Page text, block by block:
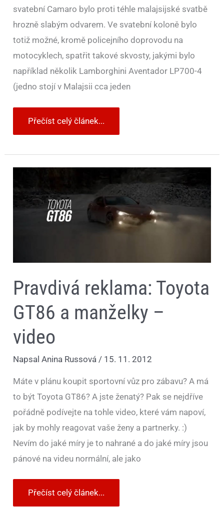
svatební Camaro bylo proti téhle malajsijské svatbě
hrozně slabým odvarem. Ve svatební koloně bylo
totiž možné, kromě policejního doprovodu na
motocyklech, spatřit takové skvosty, jakými bylo
například několik Lamborghini Aventador LP700-4
(jedno stojí v Malajsii cca jeden
Přečíst celý článek...
Pravdivá reklama: Toyota
GT86 a manželky –
video
NapsalAnina Russová / 15. 11. 2012
Máte v plánu koupit sportovní vůz pro zábavu? A má
to být Toyota GT86? A jste ženatý? Pak se nejdříve
pořádně podívejte na tohle video, které vám napoví,
jak by mohly reagovat vaše ženy a partnerky. :)
Nevím do jaké míry je to nahrané a do jaké míry jsou
pánové na videu normální, ale jako
Toyota
GT86
a
manželky
Přečíst celý článek...